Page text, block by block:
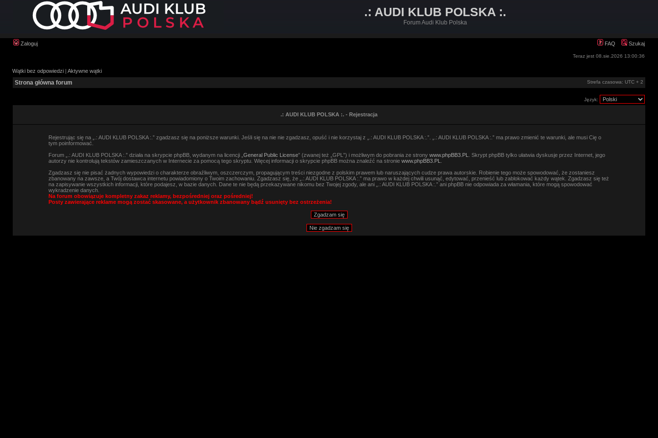
.: AUDI KLUB POLSKA :.
Forum Audi Klub Polska
Zaloguj FAQ Szukaj
Teraz jest 08.sie.2026 13:00:36
Wątki bez odpowiedzi | Aktywne wątki
Strona główna forum Strefa czasowa: UTC + 2
Język:
.: AUDI KLUB POLSKA :. - Rejestracja
Rejestrując się na „.: AUDI KLUB POLSKA :.” zgadzasz się na poniższe warunki. Jeśli się na nie nie zgadzasz, opuść i nie korzystaj z „.: AUDI KLUB POLSKA :.”. „.: AUDI KLUB POLSKA :.” ma prawo zmienić te warunki, ale musi Cię o
tym poinformować.
Forum „.: AUDI KLUB POLSKA :.” działa na skrypcie phpBB, wydanym na licencji „ General Public License” (zwanej też „GPL”) i możliwym do pobrania ze strony www.phpBB3.PL
. Skrypt phpBB tylko ułatwia dyskusje przez Internet, jego
autorzy nie kontrolują tekstów zamieszczanych w Internecie za pomocą tego skryptu. Więcej informacji o skrypcie phpBB można znaleźć na stronie www.phpBB3.PL
Zgadzasz się nie pisać żadnych wypowiedzi o charakterze obraźliwym, oszczerczym, propagującym treści niezgodne z polskim prawem lub naruszających cudze prawa autorskie. Robienie tego może spowodować, że zostaniesz
zbanowany na zawsze, a Twój dostawca internetu powiadomiony o Twoim zachowaniu. Zgadzasz się, że „.: AUDI KLUB POLSKA :.” ma prawo w każdej chwili usunąć, edytować, przenieść lub zablokować każdy wątek. Zgadzasz się też
na zapisywanie wszystkich informacji, które podajesz, w bazie danych. Dane te nie będą przekazywane nikomu bez Twojej zgody, ale ani „.: AUDI KLUB POLSKA :.” ani phpBB nie odpowiada za włamania, które mogą spowodować
wykradzenie danych.
Na forum obowiązuje kompletny zakaz reklamy, bezpośredniej oraz pośredniej!
Posty zawierające reklame mogą zostać skasowane, a użytkownik zbanowany bądź usunięty bez ostrzeżenia!